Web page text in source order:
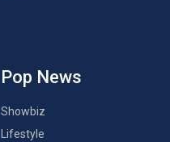
Pop News
Showbiz
Lifestyle